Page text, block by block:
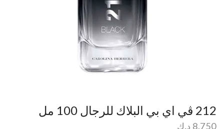
212 ڤي اي بي البلاك للرجال 100 مل
8,750 د.ك